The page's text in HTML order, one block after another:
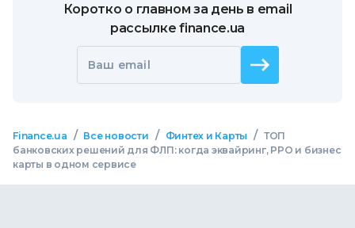
Коротко о главном за день в email
рассылке finance.ua
Ваш email
Finance.ua / Все новости / Финтех и Карты / ТОП
банковских решений для ФЛП: когда эквайринг, РРО и бизнес
карты в одном сервисе